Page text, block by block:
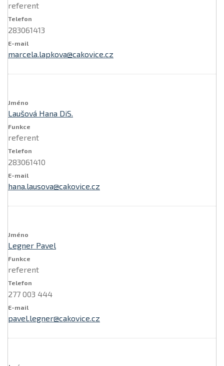
referent
283061413
marcela.lapkova@cakovice.cz
Laušová Hana DiS.
referent
283061410
hana.lausova@cakovice.cz
Legner Pavel
referent
277 003 444
pavel.legner@cakovice.cz